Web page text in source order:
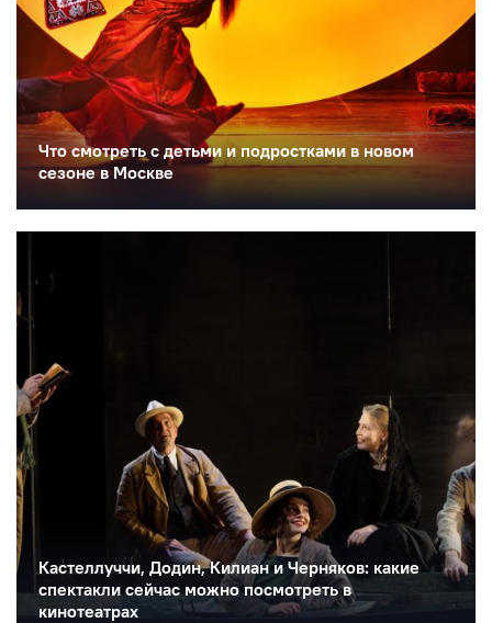
Что смотреть с детьми и подростками в новом
сезоне в Москве
Кастеллуччи, Додин, Килиан и Черняков: какие
спектакли сейчас можно посмотреть в
кинотеатрах